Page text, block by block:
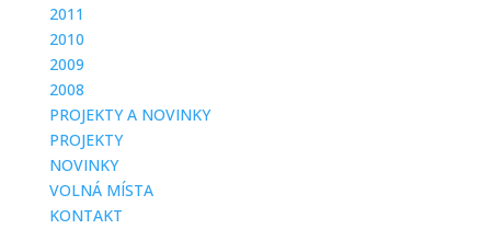
2011
2010
2009
2008
PROJEKTY A NOVINKY
PROJEKTY
NOVINKY
VOLNÁ MÍSTA
KONTAKT